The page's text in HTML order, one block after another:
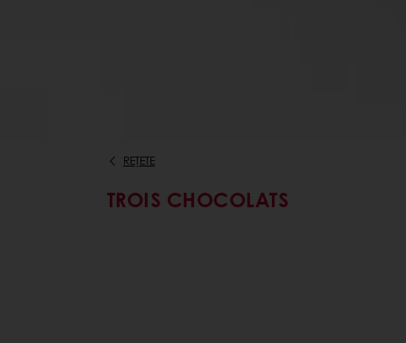
REȚETE
TROIS CHOCOLATS